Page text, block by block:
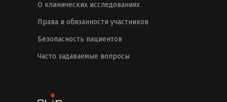
О клинических исследованиях
Права и обязанности участников
Безопасность пациентов
Часто задаваемые вопросы